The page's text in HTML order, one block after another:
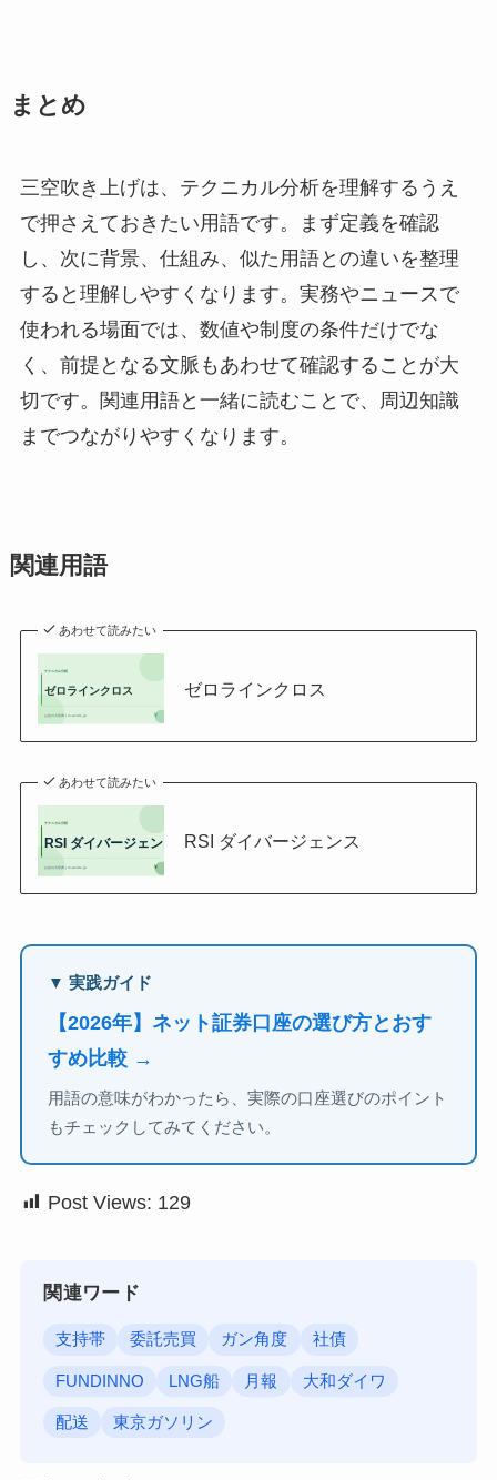
まとめ
三空吹き上げは、テクニカル分析を理解するうえ
で押さえておきたい用語です。まず定義を確認
し、次に背景、仕組み、似た用語との違いを整理
すると理解しやすくなります。実務やニュースで
使われる場面では、数値や制度の条件だけでな
く、前提となる文脈もあわせて確認することが大
切です。関連用語と一緒に読むことで、周辺知識
までつながりやすくなります。
関連用語
あわせて読みたい
ゼロラインクロス
あわせて読みたい
RSI ダイバージェンス
▼ 実践ガイド
【2026年】ネット証券口座の選び方とおす
すめ比較 →
用語の意味がわかったら、実際の口座選びのポイント
もチェックしてみてください。
Post Views: 129
関連ワード
支持帯 委託売買 ガン角度 社債
FUNDINNO LNG船 月報 大和ダイワ
配送 東京ガソリン